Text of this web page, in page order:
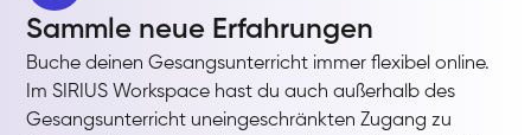
Sammle neue Erfahrungen
Buche deinen Gesangsunterricht immer flexibel online.
Im SIRIUS Workspace hast du auch außerhalb des
Gesangsunterricht uneingeschränkten Zugang zu